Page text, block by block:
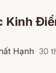
Kinh
Hạnh 30